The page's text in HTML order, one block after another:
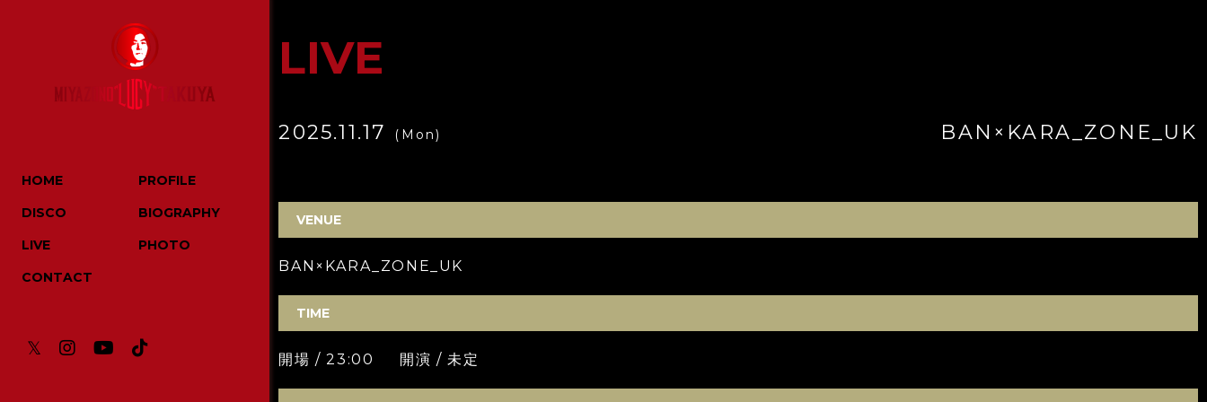
HOME
PROFILE
DISCO
BIOGRAPHY
LIVE
PHOTO
CONTACT
𝕏
LIVE
2025.11.17 (Mon) BAN×KARA_ZONE_UK
VENUE
BAN×KARA_ZONE_UK
TIME
開場 / 23:00 開演 / 未定